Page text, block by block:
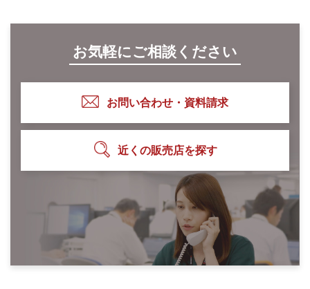
お気軽にご相談ください
お問い合わせ・資料請求
近くの販売店を探す